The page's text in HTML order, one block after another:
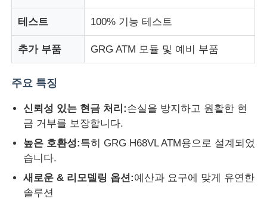
회사 소개
품질 관리
연락처
뉴스
테스트 100% 기능 테스트
추가 부품 GRG ATM 모듈 및 예비 부품
주요 특징
신뢰성 있는 현금 처리:손실을 방지하고 원활한 현
금 거부를 보장합니다.
높은 호환성:특히 GRG H68VL ATM용으로 설계되었
습니다.
새로운 & 리모델링 옵션:예산과 요구에 맞게 유연한
솔루션